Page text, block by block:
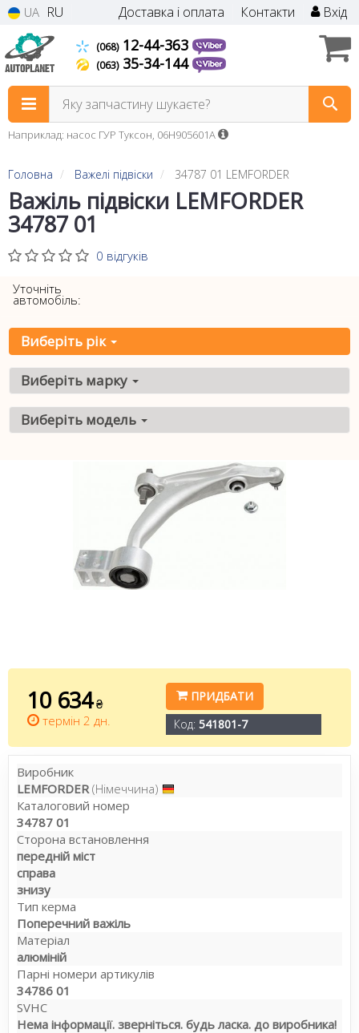
UA RU Доставка і оплата Контакти Вхід
(068)12-44-363
(063)35-34-144
Яку запчастину шукаєте?
Наприклад: насос ГУР Туксон, 06H905601A
Головна Важелі підвіски 34787 01 LEMFORDER
Важіль підвіски LEMFORDER
34787 01
0 відгуків
Уточніть
автомобіль:
Виберіть рік
Виберіть марку
Виберіть модель
10 634 ₴
термін 2 дн.
ПРИДБАТИ
Код: 541801-7
Виробник
LEMFORDER (Німеччина)
Каталоговий номер
34787 01
Сторона встановлення
передній міст
справа
знизу
Тип керма
Поперечний важіль
Матеріал
алюміній
Парні номери артикулів
34786 01
SVHC
Нема інформації. зверніться. будь ласка. до виробника!